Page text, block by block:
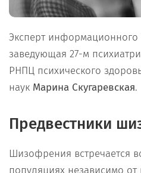
Эксперт
заведующая 27-м
РНПЦ психического
наук Марина Скугаревская.
Предвестники
Шизофрения встречается
популяциях независимо